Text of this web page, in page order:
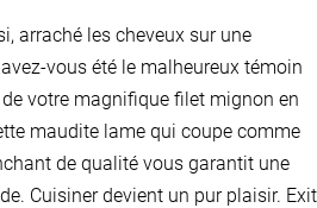
arraché les cheveux sur une
vous été le malheureux témoin
votre magnifique filet mignon en
maudite lame qui coupe comme
de qualité vous garantit une
Cuisiner devient un pur plaisir. Exit